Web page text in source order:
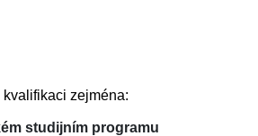
zejména:
studijním programu